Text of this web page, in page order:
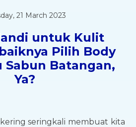
21 March 2023
untuk Kulit
Pilih Body
Sabun Batangan,
Ya?
seringkali membuat kita